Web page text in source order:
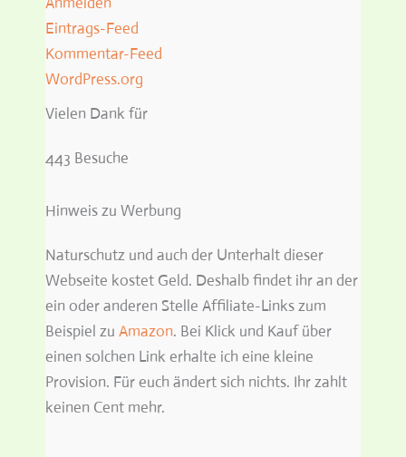
Eintrags-Feed
Kommentar-Feed
WordPress.org
Vielen Dank für
443 Besuche
Hinweis zu Werbung
Naturschutz und auch der Unterhalt dieser
Webseite kostet Geld. Deshalb findet ihr an der
ein oder anderen Stelle Affiliate-Links zum
Beispiel zu Amazon. Bei Klick und Kauf über
einen solchen Link erhalte ich eine kleine
Provision. Für euch ändert sich nichts. Ihr zahlt
keinen Cent mehr.